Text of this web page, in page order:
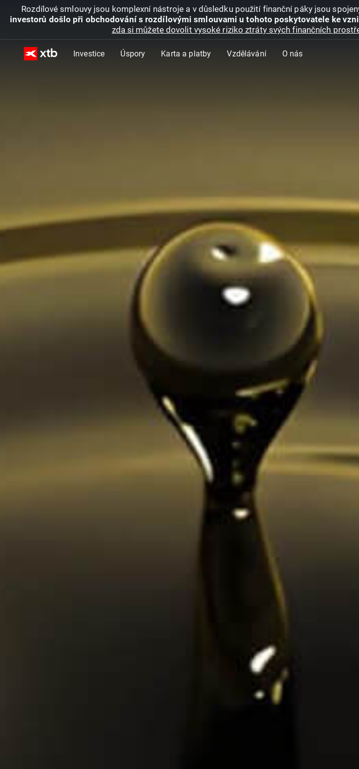
Rozdílové smlouvy jsou komplexní nástroje a v důsledku použití finanční páky jsou
investorů došlo při obchodování s rozdílovými smlouvami u tohoto poskytovatele ke
zda si můžete dovolit vysoké riziko ztráty svých finančních
Investice Úspory Karta a platby Vzdělávání O nás